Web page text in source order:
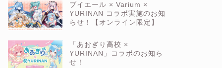
ブイエール × Varium ×
YURINAN コラボ実施のお知
らせ！【オンライン限定】
「あおぎり高校 ×
YURINAN」コラボのお知ら
せ！